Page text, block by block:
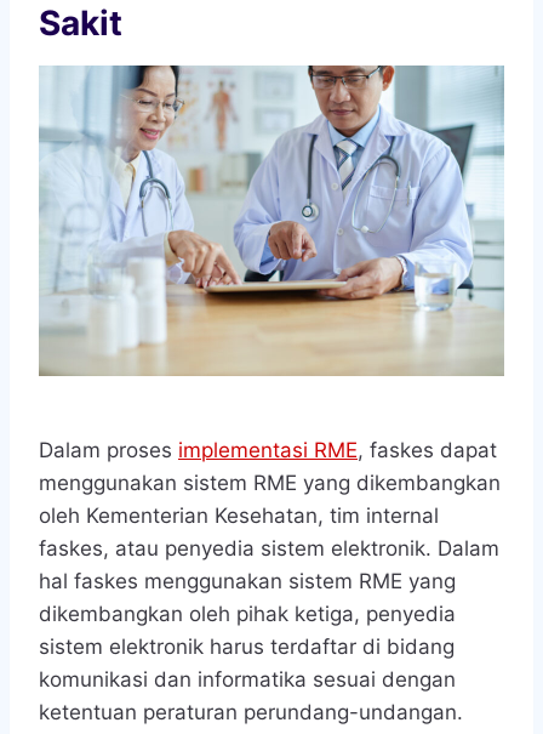
Sakit
Dalam proses implementasi RME, faskes dapat
menggunakan sistem RME yang dikembangkan
oleh Kementerian Kesehatan, tim internal
faskes, atau penyedia sistem elektronik. Dalam
hal faskes menggunakan sistem RME yang
dikembangkan oleh pihak ketiga, penyedia
sistem elektronik harus terdaftar di bidang
komunikasi dan informatika sesuai dengan
ketentuan peraturan perundang-undangan.